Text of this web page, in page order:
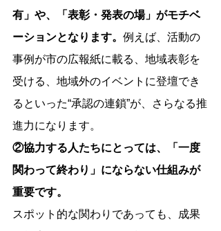
有」や、「表彰・発表の場」がモチベ
ーションとなります。 例えば、活動の
事例が市の広報紙に載る、地域表彰を
受ける、地域外のイベントに登壇でき
るといった“承認の連鎖”が、さらなる推
進力になります。
②協力する人たちにとっては、「一度
関わって終わり」にならない仕組みが
重要です。
スポット的な関わりであっても、成果